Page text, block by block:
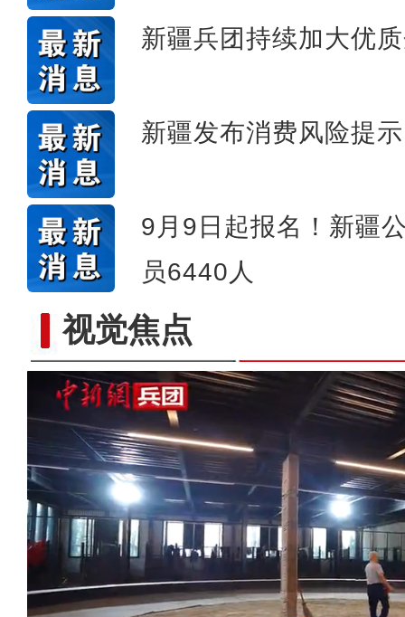
新疆兵团持续加大优
新疆发布消费风险提
9月9日起报名！新疆
员6440人
视觉焦点